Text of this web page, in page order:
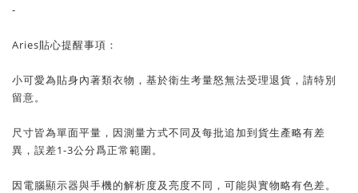
-
Aries貼心提醒事項：
小可愛為貼身內著類衣物，基於衛生考量怒無法受理退貨，請特別
留意。
尺寸皆為單面平量，因測量方式不同及每批追加到貨生產略有差
異，誤差1-3公分爲正常範圍。
因電腦顯示器與手機的解析度及亮度不同，可能與實物略有色差。